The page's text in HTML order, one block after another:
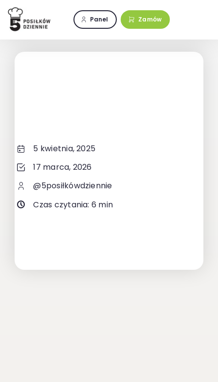
Przejdź
zawartości
Panel Zamów
5 kwietnia, 2025
17 marca, 2026
@5posiłkówdziennie
Czas czytania: 6 min